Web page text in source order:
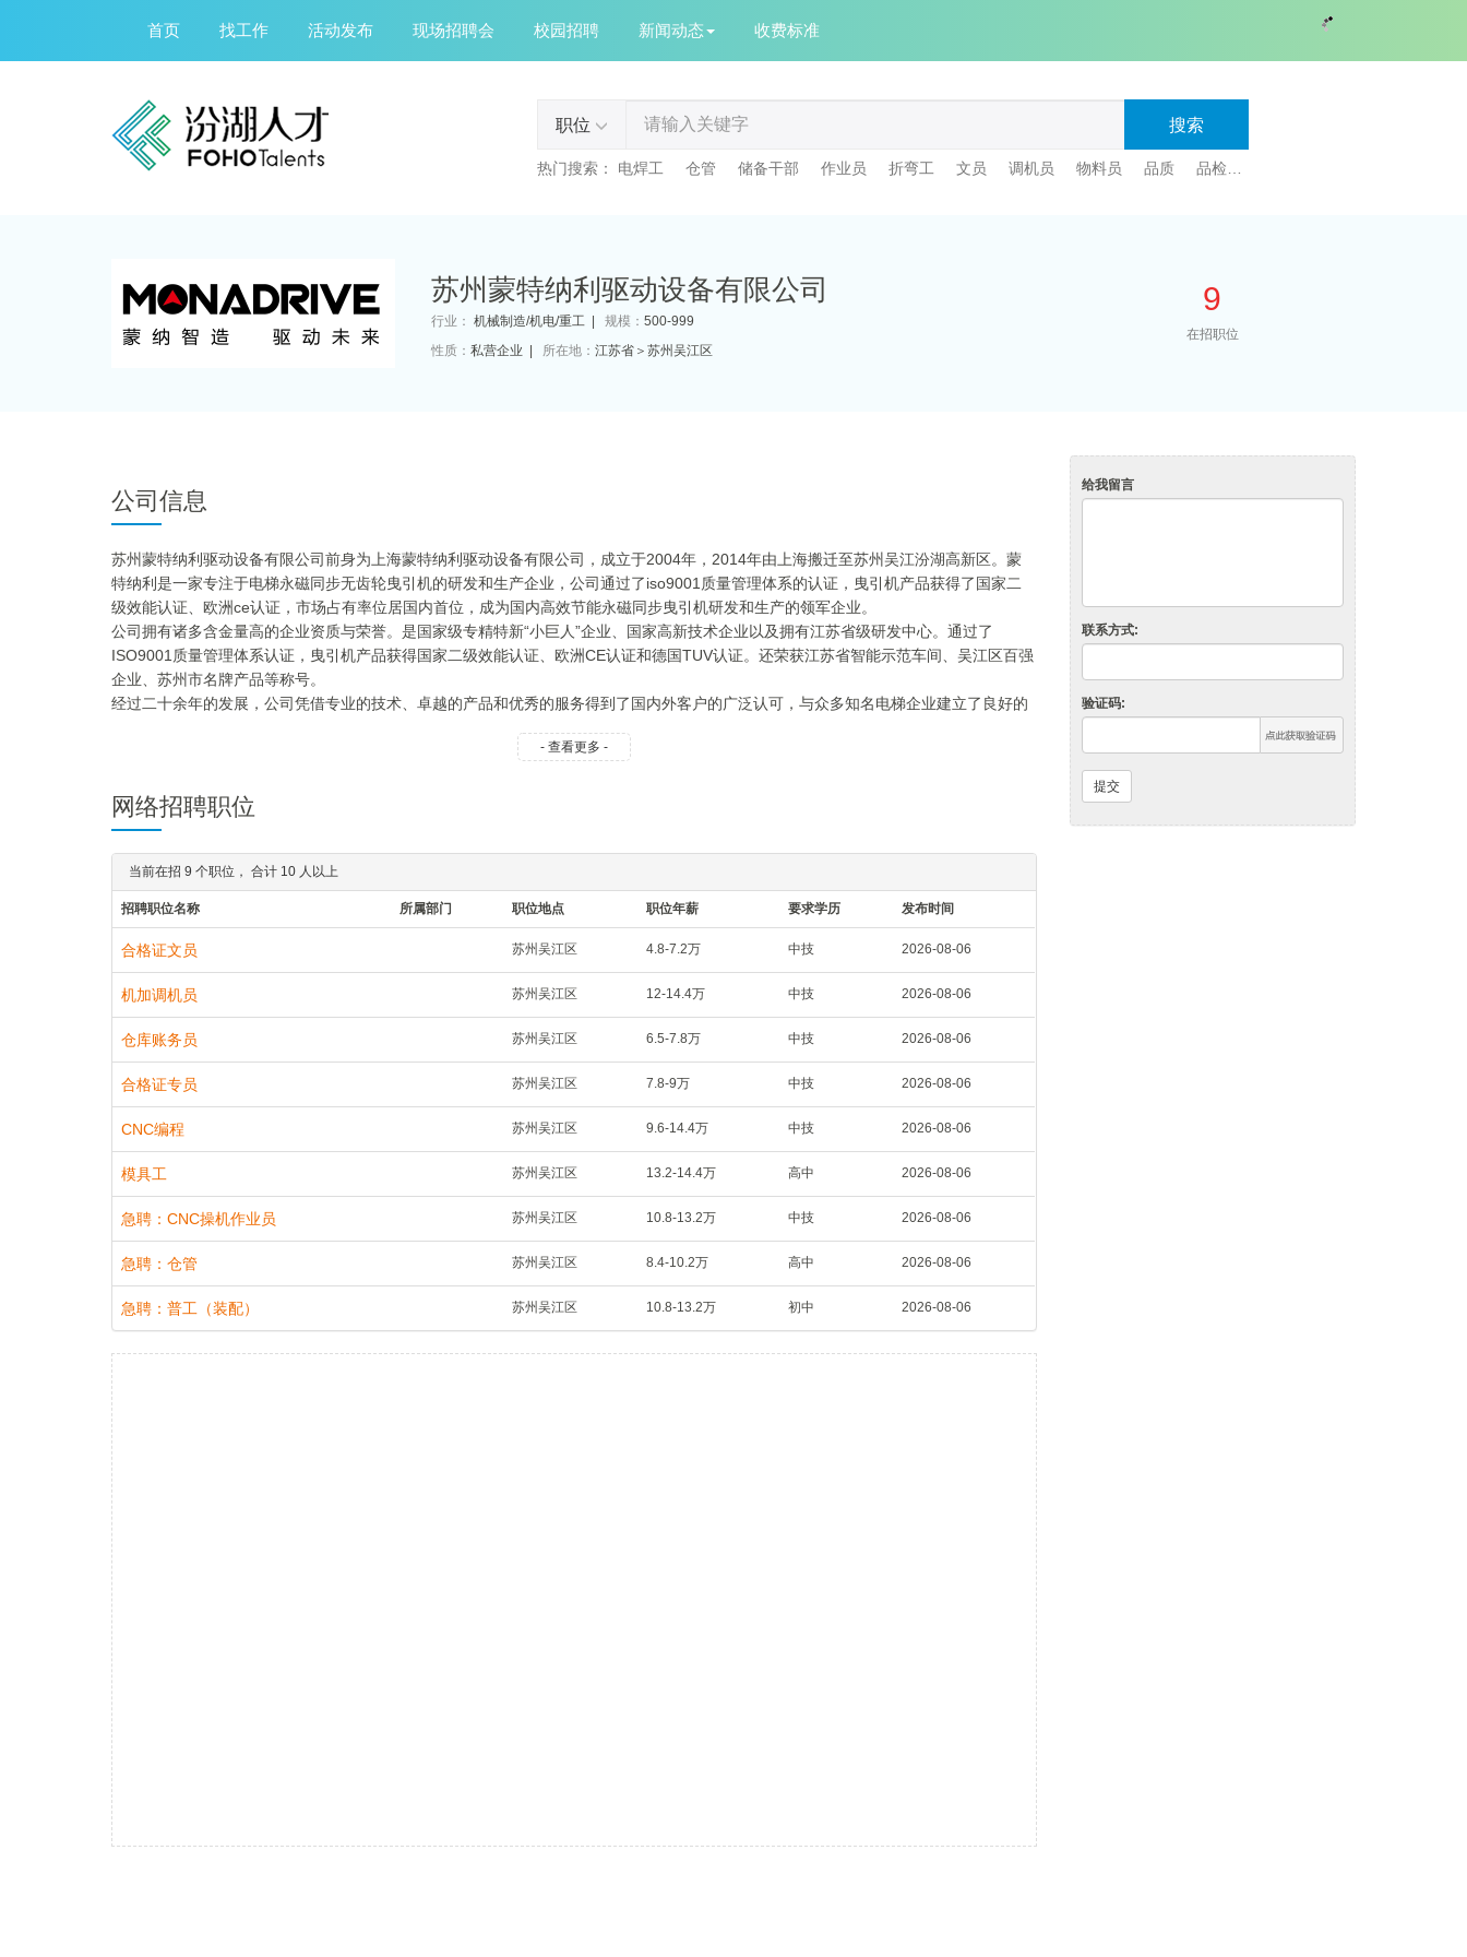
首页 找工作 活动发布 现场招聘会 校园招聘 新闻动态 收费标准
职位 搜索
热门搜索： 电焊工 仓管 储备干部 作业员 折弯工 文员 调机员 物料员 品质 品检
苏州蒙特纳利驱动设备有限公司
行业： 机械制造/机电/重工 | 规模： 500-999
性质： 私营企业 | 所在地： 江苏省＞苏州吴江区
9
在招职位
公司信息
苏州蒙特纳利驱动设备有限公司前身为上海蒙特纳利驱动设备有限公司，成立于2004年，2014年由上海搬迁至苏州吴江汾湖高新区。蒙
特纳利是一家专注于电梯永磁同步无齿轮曳引机的研发和生产企业，公司通过了iso9001质量管理体系的认证，曳引机产品获得了国家二
级效能认证、欧洲ce认证，市场占有率位居国内首位，成为国内高效节能永磁同步曳引机研发和生产的领军企业。
公司拥有诸多含金量高的企业资质与荣誉。是国家级专精特新“小巨人”企业、国家高新技术企业以及拥有江苏省级研发中心。通过了
ISO9001质量管理体系认证，曳引机产品获得国家二级效能认证、欧洲CE认证和德国TUV认证。还荣获江苏省智能示范车间、吴江区百强
企业、苏州市名牌产品等称号。
经过二十余年的发展，公司凭借专业的技术、卓越的产品和优秀的服务得到了国内外客户的广泛认可，与众多知名电梯企业建立了良好的
- 查看更多 -
网络招聘职位
当前在招 9 个职位， 合计 10 人以上
招聘职位名称 所属部门 职位地点 职位年薪 要求学历 发布时间
合格证文员 苏州吴江区 4.8-7.2万 中技 2026-08-06
机加调机员 苏州吴江区 12-14.4万 中技 2026-08-06
仓库账务员 苏州吴江区 6.5-7.8万 中技 2026-08-06
合格证专员 苏州吴江区 7.8-9万 中技 2026-08-06
CNC编程 苏州吴江区 9.6-14.4万 中技 2026-08-06
模具工 苏州吴江区 13.2-14.4万 高中 2026-08-06
急聘：CNC操机作业员 苏州吴江区 10.8-13.2万 中技 2026-08-06
急聘：仓管 苏州吴江区 8.4-10.2万 高中 2026-08-06
急聘：普工（装配） 苏州吴江区 10.8-13.2万 初中 2026-08-06
给我留言
联系方式:
验证码:
提交